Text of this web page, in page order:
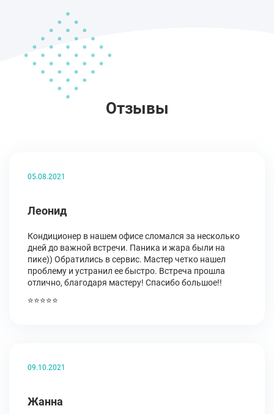
Отзывы
05.08.2021
Леонид
Кондиционер в нашем офисе сломался за несколько
дней до важной встречи. Паника и жара были на
пике)) Обратились в сервис. Мастер четко нашел
проблему и устранил ее быстро. Встреча прошла
отлично, благодаря мастеру! Спасибо большое!!
⭐⭐⭐⭐⭐
09.10.2021
Жанна